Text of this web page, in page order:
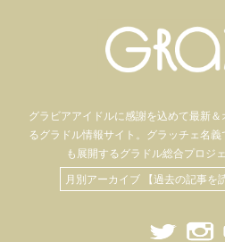
グラビアアイドルに感謝を込めて最新＆
るグラドル情報サイト。 グラッチェ名義
も 展開するグラドル総合プロジ
月別アーカイブ 【過去の記事